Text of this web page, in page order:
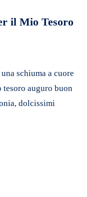
il Mio Tesoro
schiuma a cuore
auguro buon
dolcissimi